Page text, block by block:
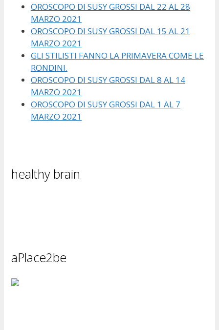
OROSCOPO DI SUSY GROSSI DAL 22 AL 28
MARZO 2021
OROSCOPO DI SUSY GROSSI DAL 15 AL 21
MARZO 2021
GLI STILISTI FANNO LA PRIMAVERA COME LE
RONDINI.
OROSCOPO DI SUSY GROSSI DAL 8 AL 14
MARZO 2021
OROSCOPO DI SUSY GROSSI DAL 1 AL 7
MARZO 2021
healthy brain
aPlace2be